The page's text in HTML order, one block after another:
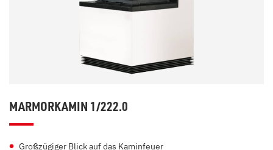
MARMORKAMIN 1/222.0
Großzügiger Blick auf das Kaminfeuer